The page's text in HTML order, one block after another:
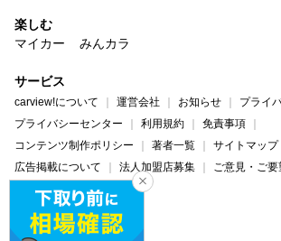
楽しむ
マイカー
みんカラ
サービス
carview!について 運営会社 お知らせ
プライ
プライバシーセンター
利用規約
免責事項
コンテンツ制作ポリシー
著者一覧
サイトマップ
広告掲載について
法人加盟店募集
ご意見・ご要
ヘルプ・お問い合わせ
carview! Yahoo! JAPAN